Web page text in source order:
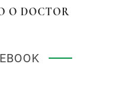
O DOCTOR